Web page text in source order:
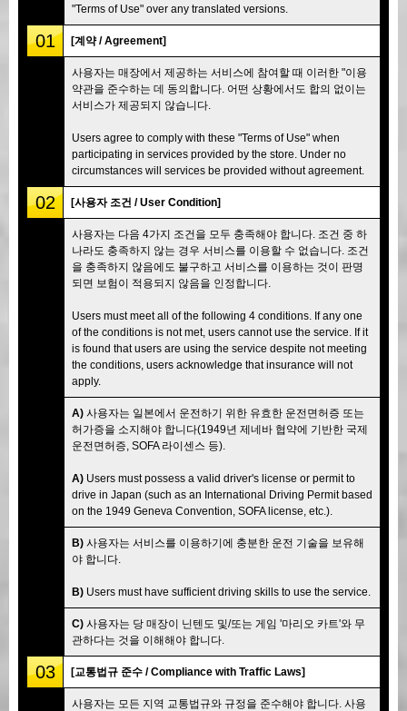
"Terms of Use" over any translated versions.
01 [계약 / Agreement]
사용자는 매장에서 제공하는 서비스에 참여할 때 이러한 "이용
약관을 준수하는 데 동의합니다. 어떤 상황에서도 합의 없이는
서비스가 제공되지 않습니다.
Users agree to comply with these "Terms of Use" when
participating in services provided by the store. Under no
circumstances will services be provided without agreement.
02 [사용자 조건 / User Condition]
사용자는 다음 4가지 조건을 모두 충족해야 합니다. 조건 중 하
나라도 충족하지 않는 경우 서비스를 이용할 수 없습니다. 조건
을 충족하지 않음에도 불구하고 서비스를 이용하는 것이 판명
되면 보험이 적용되지 않음을 인정합니다.
Users must meet all of the following 4 conditions. If any one
of the conditions is not met, users cannot use the service. If it
is found that users are using the service despite not meeting
the conditions, users acknowledge that insurance will not
apply.
A) 사용자는 일본에서 운전하기 위한 유효한 운전면허증 또는
허가증을 소지해야 합니다(1949년 제네바 협약에 기반한 국제
운전면허증, SOFA 라이센스 등).
A) Users must possess a valid driver's license or permit to
drive in Japan (such as an International Driving Permit based
on the 1949 Geneva Convention, SOFA license, etc.).
B) 사용자는 서비스를 이용하기에 충분한 운전 기술을 보유해
야 합니다.
B) Users must have sufficient driving skills to use the service.
C) 사용자는 당 매장이 닌텐도 및/또는 게임 '마리오 카트'와 무
관하다는 것을 이해해야 합니다.
03 [교통법규 준수 / Compliance with Traffic Laws]
사용자는 모든 지역 교통법규와 규정을 준수해야 합니다. 사용